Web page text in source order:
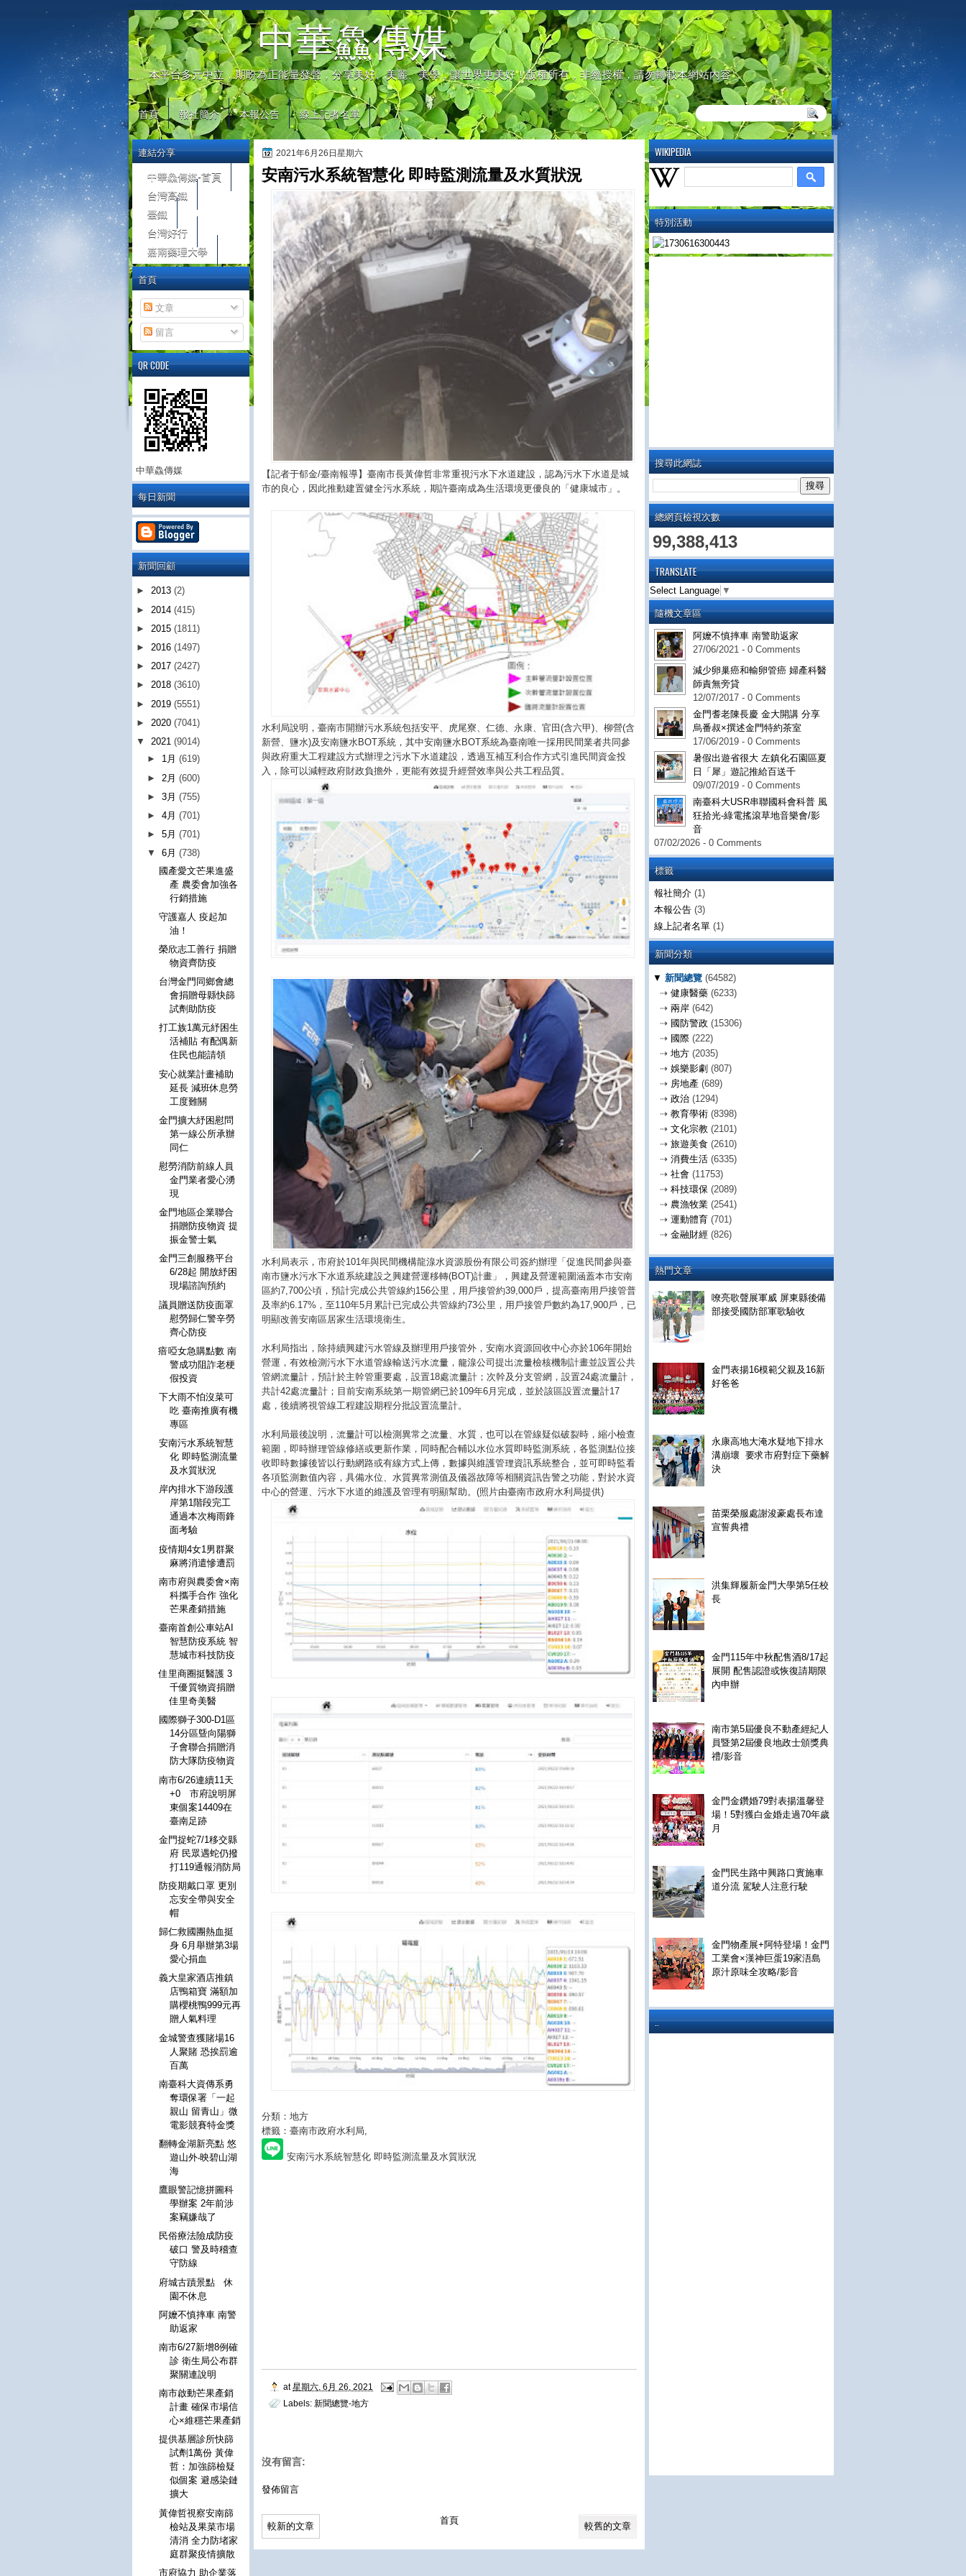
中華鱻傳媒
本平台多元中立，期盼為正能量發聲，分享美好、美麗、美學，讓世界更美好！版權所有，非經授權，請勿轉載本網站內容
首頁 報社簡介 本報公告 線上記者名單
WIKIPEDIA
特別活動
搜尋此網誌
總網頁檢視次數
99,388,413
TRANSLATE
Select Language ▼
隨機文章區
阿嬤不慎摔車 南警助返家
27/06/2021 - 0 Comments
減少卵巢癌和輸卵管癌 婦產科醫
師責無旁貸
12/07/2017 - 0 Comments
金門耆老陳長慶 金大開講 分享
烏番叔×撰述金門特約茶室
17/06/2019 - 0 Comments
暑假出遊省很大 左鎮化石園區夏
日「犀」遊記推給百送千
09/07/2019 - 0 Comments
南臺科大USR串聯國科會科普 風
狂拾光-綠電搖滾草地音樂會/影
音
07/02/2026 - 0 Comments
標籤
報社簡介 (1)
本報公告 (3)
線上記者名單 (1)
新聞分類
▼ 新聞總覽 (64582)
⇢ 健康醫藥 (6233)
⇢ 兩岸 (642)
⇢ 國防警政 (15306)
⇢ 國際 (222)
⇢ 地方 (2035)
⇢ 娛樂影劇 (807)
⇢ 房地產 (689)
⇢ 政治 (1294)
⇢ 教育學術 (8398)
⇢ 文化宗教 (2101)
⇢ 旅遊美食 (2610)
⇢ 消費生活 (6335)
⇢ 社會 (11753)
⇢ 科技環保 (2089)
⇢ 農漁牧業 (2541)
⇢ 運動體育 (701)
⇢ 金融財經 (826)
熱門文章
嘹亮歌聲展軍威 屏東縣後備
部接受國防部軍歌驗收
金門表揚16模範父親及16新
好爸爸
永康高地大淹水疑地下排水
溝崩壞 要求市府對症下藥解
決
苗栗榮服處謝浚豪處長布達
宣誓典禮
洪集輝履新金門大學第5任校
長
金門115年中秋配售酒8/17起
展開 配售認證或恢復請期限
內申辦
南市第5屆優良不動產經紀人
員暨第2屆優良地政士頒獎典
禮/影音
金門金鑽婚79對表揚溫馨登
場！5對獲白金婚走過70年歲
月
金門民生路中興路口實施車
道分流 駕駛人注意行駛
金門物產展+阿特登場！金門
工業會×漢神巨蛋19家浯島
原汁原味全攻略/影音
..
2021年6月26日星期六
安南污水系統智慧化 即時監測流量及水質狀況
【記者于郁金/臺南報導】臺南市長黃偉哲非常重視污水下水道建設，認為污水下水道是城
市的良心，因此推動建置健全污水系統，期許臺南成為生活環境更優良的「健康城市」。
水利局說明，臺南市開辦污水系統包括安平、虎尾寮、仁德、永康、官田(含六甲)、柳營(含
新營、鹽水)及安南鹽水BOT系統，其中安南鹽水BOT系統為臺南唯一採用民間業者共同參
與政府重大工程建設方式辦理之污水下水道建設，透過互補互利合作方式引進民間資金投
入，除可以減輕政府財政負擔外，更能有效提升經營效率與公共工程品質。
水利局表示，市府於101年與民間機構龍湶水資源股份有限公司簽約辦理「促進民間參與臺
南市鹽水污水下水道系統建設之興建營運移轉(BOT)計畫」，興建及營運範圍涵蓋本市安南
區約7,700公頃，預計完成公共管線約156公里，用戶接管約39,000戶，提高臺南用戶接管普
及率約6.17%，至110年5月累計已完成公共管線約73公里，用戶接管戶數約為17,900戶，已
明顯改善安南區居家生活環境衛生。
水利局指出，除持續興建污水管線及辦理用戶接管外，安南水資源回收中心亦於106年開始
營運，有效檢測污水下水道管線輸送污水流量，龍湶公司提出流量檢核機制計畫並設置公共
管網流量計，預計於主幹管重要處，設置18處流量計；次幹及分支管網，設置24處流量計，
共計42處流量計；目前安南系統第一期管網已於109年6月完成，並於該區設置流量計17
處，後續將視管線工程建設期程分批設置流量計。
水利局最後說明，流量計可以檢測異常之流量、水質，也可以在管線疑似破裂時，縮小檢查
範圍，即時辦理管線修繕或更新作業，同時配合輔以水位水質即時監測系統，各監測點位接
收即時數據後皆以行動網路或有線方式上傳，數據與維護管理資訊系統整合，並可即時監看
各項監測數值內容，具備水位、水質異常測值及儀器故障等相關資訊告警之功能，對於水資
中心的營運、污水下水道的維護及管理有明顯幫助。(照片由臺南市政府水利局提供)
分類：地方
標籤：臺南市政府水利局
安南污水系統智慧化 即時監測流量及水質狀況
at星期六, 6月 26, 2021
Labels: 新聞總覽-地方
沒有留言:
發佈留言
較新的文章 較舊的文章
首頁
連結分享
中華鱻傳媒-首頁
台灣高鐵
臺鐵
台灣好行
嘉南藥理大學
首頁
文章
留言
QR CODE
中華鱻傳媒
每日新聞
新聞回顧
► 2013 (2)
► 2014 (415)
► 2015 (1811)
► 2016 (1497)
► 2017 (2427)
► 2018 (3610)
► 2019 (5551)
► 2020 (7041)
▼ 2021 (9014)
► 1月(619)
► 2月(600)
►3月(755)
►4月(701)
►5月(701)
▼6月(738)
國產愛文芒果進盛
產 農委會加強各
行銷措施
守護嘉人 疫起加
油！
榮欣志工善行 捐贈
物資齊防疫
台灣金門同鄉會總
會捐贈母縣快篩
試劑助防疫
打工族1萬元紓困生
活補貼 有配偶新
住民也能請領
安心就業計畫補助
延長 減班休息勞
工度難關
金門擴大紓困慰問
第一線公所承辦
同仁
慰勞消防前線人員
金門業者愛心湧
現
金門地區企業聯合
捐贈防疫物資 提
振金警士氣
金門三創服務平台
6/28起 開放紓困
現場諮詢預約
議員贈送防疫面罩
慰勞歸仁警辛勞
齊心防疫
瘖啞女急購點數 南
警成功阻詐老梗
假投資
下大雨不怕沒菜可
吃 臺南推廣有機
專區
安南污水系統智慧
化 即時監測流量
及水質狀況
岸內排水下游段護
岸第1階段完工
通過本次梅雨鋒
面考驗
疫情期4女1男群聚
麻將消遣慘遭罰
南市府與農委會×南
科攜手合作 強化
芒果產銷措施
臺南首創公車站AI
智慧防疫系統 智
慧城市科技防疫
佳里商圈挺醫護 3
千優質物資捐贈
佳里奇美醫
國際獅子300-D1區
14分區曁向陽獅
子會聯合捐贈消
防大隊防疫物資
南市6/26連續11天
+0 市府說明屏
東個案14409在
臺南足跡
金門捉蛇7/1移交縣
府 民眾遇蛇仍撥
打119通報消防局
防疫期戴口罩 更別
忘安全帶與安全
帽
歸仁救國團熱血挺
身 6月舉辦第3場
愛心捐血
義大皇家酒店推鎮
店鴨箱寶 滿額加
購櫻桃鴨999元再
贈人氣料理
金城警查獲賭場16
人聚賭 恐挨罰逾
百萬
南臺科大資傳系勇
奪環保署「一起
親山 留青山」微
電影競賽特金獎
翻轉金湖新亮點 悠
遊山外‧映碧山湖
海
鷹眼警記憶拼圖科
學辦案 2年前涉
案竊嫌哉了
民俗療法險成防疫
破口 警及時稽查
守防線
府城古蹟景點 休
園不休息
阿嬤不慎摔車 南警
助返家
南市6/27新增8例確
診 衛生局公布群
聚關連說明
南市啟動芒果產銷
計畫 確保市場信
心×維穩芒果產銷
提供基層診所快篩
試劑1萬份 黃偉
哲：加強篩檢疑
似個案 避感染鏈
擴大
黃偉哲視察安南篩
檢站及果菜市場
清消 全力防堵家
庭群聚疫情擴散
市府協力 助企業落